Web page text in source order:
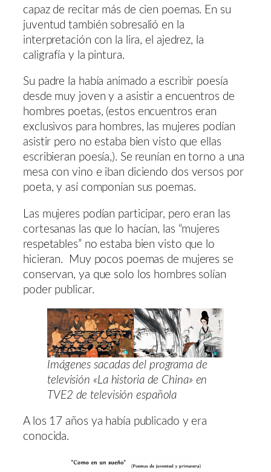
capaz de recitar más de cien poemas. En su
juventud también sobresalió en la
interpretación con la lira, el ajedrez, la
caligrafía y la pintura.
Su padre la había animado a escribir poesía
desde muy joven y a asistir a encuentros de
hombres poetas, (estos encuentros eran
exclusivos para hombres, las mujeres podían
asistir pero no estaba bien visto que ellas
escribieran poesía,). Se reunían en torno a una
mesa con vino e iban diciendo dos versos por
poeta, y así componían sus poemas.
Las mujeres podían participar, pero eran las
cortesanas las que lo hacían, las “mujeres
respetables” no estaba bien visto que lo
hicieran. Muy pocos poemas de mujeres se
conservan, ya que solo los hombres solían
poder publicar.
Imágenes sacadas del programa de
televisión «La historia de China» en
TVE2 de televisión española
A los 17 años ya había publicado y era
conocida.